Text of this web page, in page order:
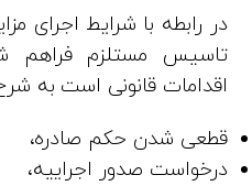
در رابطه با شرایط اجرای
تاسیس مستلزم فراهم
اقدامات قانونی است به
قطعی ­شدن حکم صادره،
درخواست صدور اجراییه،